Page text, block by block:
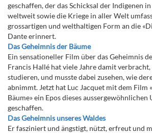
geschaffen, der das Schicksal der Indigenen
weltweit sowie die Kriege in aller Welt
grossartigen und welthaltigen Form an die
Dante erinnert.
Das Geheimnis der Bäume
Ein sensationeller Film über das Geheimnis
Francis Hallé hat viele Jahre damit verbracht,
studieren, und musste dabei zusehen, wie
abnimmt. Jetzt hat Luc Jacquet mit dem Film
Bäume» ein Epos dieses aussergewöhnlichen
geschaffen.
Das Geheimnis unseres Waldes
Er fasziniert und ängstigt, nützt, erfreut und